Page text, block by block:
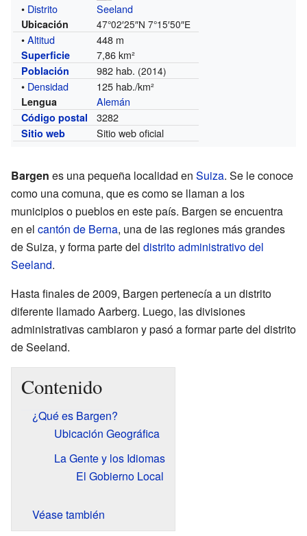
• Distrito Seeland
Ubicación 47°02′25″N 7°15′50″E
•Altitud 448 m
Superficie 7,86 km²
Población 982 hab. (2014)
• Densidad 125 hab./km²
Lengua Alemán
Código postal 3282
Sitio web Sitio web oficial
Bargen es una pequeña localidad en Suiza. Se le conoce
como una comuna, que es como se llaman a los
municipios o pueblos en este país. Bargen se encuentra
en el cantón de Berna, una de las regiones más grandes
de Suiza, y forma parte del distrito administrativo del
Seeland.
Hasta finales de 2009, Bargen pertenecía a un distrito
diferente llamado Aarberg. Luego, las divisiones
administrativas cambiaron y pasó a formar parte del distrito
de Seeland.
Contenido
¿Qué es Bargen?
Ubicación Geográfica
La Gente y los Idiomas
El Gobierno Local
Véase también